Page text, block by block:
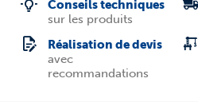
Conseils techniques
sur les produits
Réalisation de devis
avec
recommandations